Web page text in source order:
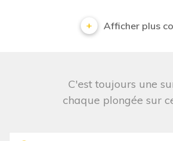
Afficher plus
C'est toujours une
chaque plongée sur